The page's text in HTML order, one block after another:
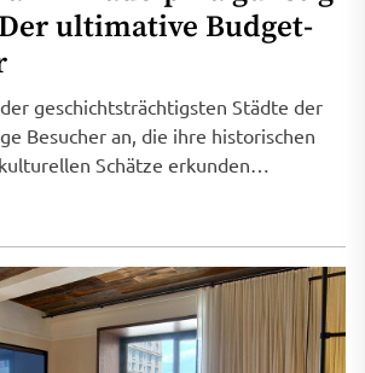
ultimative Budget-
geschichtsträchtigsten Städte der
Besucher an, die ihre historischen
Schätze erkunden